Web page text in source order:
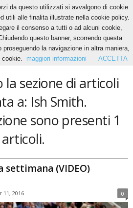
la sezione di articoli
a: Ish Smith.
sono presenti 1
articoli.
settimana (VIDEO)
11, 2016 0
da questo utilizzati si avvalgono di cookie
utili alle finalita illustrate nella cookie policy.
il consenso a tutti o ad alcuni cookie,
questo banner, scorrendo questa
la navigazione in altra maniera,
cookie.
maggiori informazioni ACCETTA